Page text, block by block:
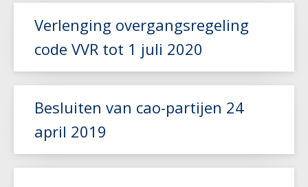
Lees meer
Verlenging overgangsregeling
code VVR tot 1 juli 2020
Besluiten van cao-partijen 24
april 2019